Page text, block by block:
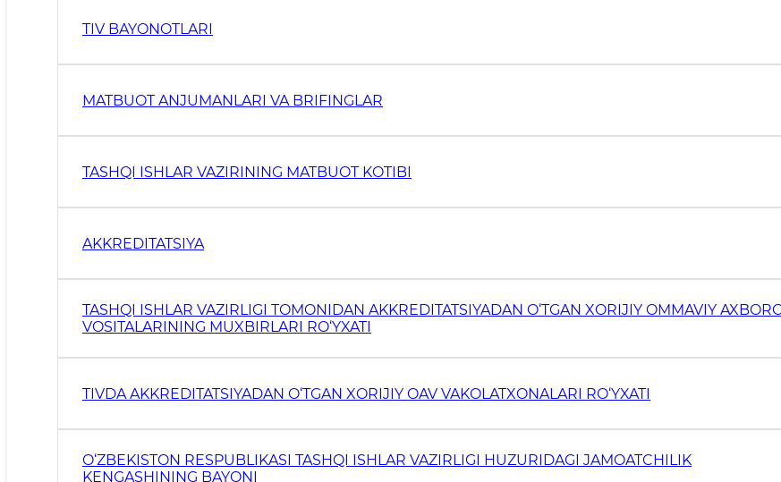
TIV BAYONOTLARI
MATBUOT ANJUMANLARI VA BRIFINGLAR
TASHQI ISHLAR VAZIRINING MATBUOT KOTIBI
AKKREDITATSIYA
TASHQI ISHLAR VAZIRLIGI TOMONIDAN AKKREDITATSIYADAN O‘TGAN XORIJIY OMMAVIY
VOSITALARINING MUXBIRLARI RO‘YXATI
TIVDA AKKREDITATSIYADAN O‘TGAN XORIJIY OAV VAKOLATXONALARI RO‘YXATI
O‘ZBEKISTON RESPUBLIKASI TASHQI ISHLAR VAZIRLIGI HUZURIDAGI JAMOATCHILIK
KENGASHINING BAYONI